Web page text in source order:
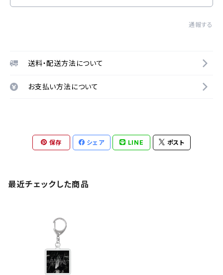
通報する
送料・配送方法について
お支払い方法について
保存 シェア LINE ポスト
最近チェックした商品